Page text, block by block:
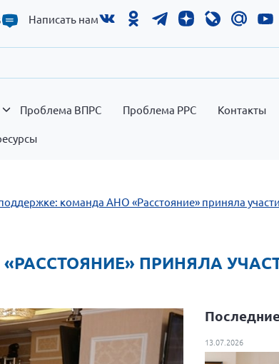
Написать нам
Проблема ВПРС Проблема РРС Контакты
команда АНО «Расстояние» приняла
ПРИНЯЛА
13.07.2026